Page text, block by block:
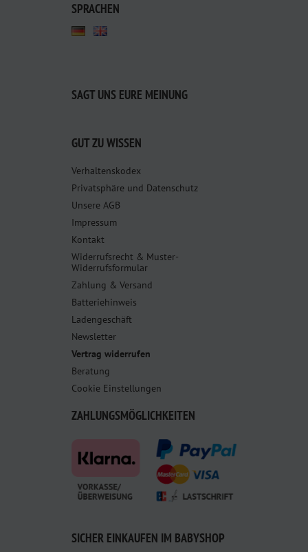
SPRACHEN
SAGT UNS EURE MEINUNG
GUT ZU WISSEN
Verhaltenskodex
Privatsphäre und Datenschutz
Unsere AGB
Impressum
Kontakt
Widerrufsrecht & Muster-
Widerrufsformular
Zahlung & Versand
Batteriehinweis
Ladengeschäft
Newsletter
Vertrag widerrufen
Beratung
Cookie Einstellungen
ZAHLUNGSMÖGLICHKEITEN
SICHER EINKAUFEN IM BABYSHOP